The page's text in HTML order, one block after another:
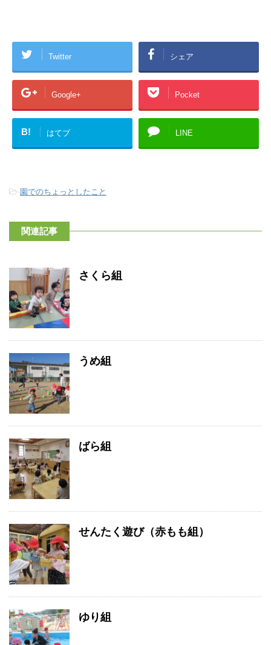
Twitter シェア
Google+ Pocket
B! はてブ LINE
-園でのちょっとしたこと
関連記事
さくら組
うめ組
ばら組
せんたく遊び（赤もも組）
ゆり組